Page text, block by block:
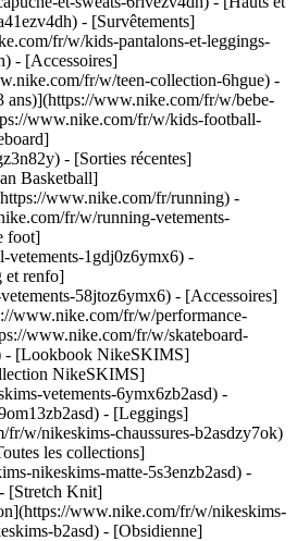
- [Survêtements]
fr/w/kids-pantalons-et-leggings-
- [Accessoires]
fr/w/teen-collection-6hgue) -
www.nike.com/fr/w/bebe-
www.nike.com/fr/w/kids-football-
- [Sorties récentes]
Basketball]
www.nike.com/fr/running) -
fr/w/running-vetements-
foot]
1gdj0z6ymx6) -
et renfo]
58jtoz6ymx6) - [Accessoires]
www.nike.com/fr/w/performance-
www.nike.com/fr/w/skateboard-
- [Lookbook NikeSKIMS]
NikeSKIMS]
vetements-6ymx6zb2asd) -
- [Leggings]
w/nikeskims-chaussures-b2asdzy7ok)
les collections]
nikeskims-matte-5s3enzb2asd) -
[Stretch Knit]
www.nike.com/fr/w/nikeskims-
95bb7ae6-3d4e-4cdb-aac5-eb4baae418e7/NIKE+ZOOM+VOMERO+5+PRM.png) \ Nike Zoom Vomero 5 Premium \ Chaussure pour homme \ __111,99 €__ __159,99 €__](https://www.nike.com/fr/t/chaussure-nike-zoom-vomero-5-premium-pour-homme-P8qLK4y8/IH1344-300) - [![](https://static.nike.com/a/images/q_auto:eco/t_product_v1/f_auto/dpr_1.0/h_386,c_limit/u_9ddf04c7-2a9a-4d76-add1-d15af8f0263d,c_scale,fl_relative,w_1.0,h_1.0,fl_layer_apply/2862b680-2e59-4bb1-985b-0eb4074c5d3b/NIKE+PEGASUS+TRAIL+5+GTX.png) \ Nike Pegasus Trail 5 GORE-TEX \ Chaussure de trail imperméable pour homme \ __111,99 €__ __159,99 €__](https://www.nike.com/fr/t/chaussure-de-trail-impermeable-nike-pegasus-trail-5-gore-tex-pour-homme-LPtVP4/FQ0908-002) ## Les meilleures sneakers Nike pour l'hiver ## 1. Sneakers Nike en GORE-TEX Pour affronter la météo hivernale humide comme la neige, la neige fondue ou la pluie, choisis une paire de sneakers d'hiver Nike équipée de la technologie GORE-TEX. Avec leur revêtement hydrophobe en GORE-TEX, ces sneakers d'hiver imperméables empêchent l'humidité d'entrer dans la chaussure [tout en étant respirantes](https://www.nike.com/fr/a/chaussures-les-plus-respirantes) et en laissant la transpiration s'échapper. Certaines sneakers Nike en GORE-TEX présentent d'autres caractéristiques supplémentaires comme une guêtre au niveau du col pour empêcher les débris d'entrer dans la chaussure. Mais bien qu'elles maintiennent les pieds au sec, toutes les paires ne sont pas forcément isolantes pour offrir une chaleur maximale. Nous conseillons donc de les associer à des [chaussettes Nike rembourrées de qualité](https://www.nike.com/fr/w/temps-froid-chaussettes-7ny3qz7t42q) pour garder les pieds bien au chaud. Plusieurs chaussures d'hiver conçues pour offrir des performances sportives sont équipées de la technologie GORE-TEX, comme certaines [chaussures de running](https://www.nike.com/fr/a/chaussures-de-running-impermeables), [chaussures de randonnée](https://www.nike.com/fr/a/meilleures-chaussures-de-randonnee) et [boots tactiques](https://www.nike.com/fr/a/meilleures-boots-tactiques). Certaines sneakers lifestyle pour tous les jours sont aussi équipées de cette technologie, comme certaines Air Force 1 et Air Max 90. ## Voir les chaussures Nike en GORE-TEX [Tout afficher](https://www.nike.com/fr/w/gore-tex-chaussures-2o5ryzy7ok) - [![](https://static.nike.com/a/images/q_auto:eco/t_product_v1/f_auto/dpr_1.0/h_386,c_limit/u_9ddf04c7-2a9a-4d76-add1-d15af8f0263d,c_scale,fl_relative,w_1.0,h_1.0,fl_layer_apply/a7626b48-397a-4c22-b282-44b594729629/WMNS+JUNIPER+TRAIL+2+GTX+V2.png) \ Nike Juniper Trail 2 GORE-TEX \ Chaussure de trail imperméable pour femme \ __114,99 €__](https://www.nike.com/fr/t/chaussure-de-trail-impermeable-nike-juniper-trail-2-gore-tex-pour-femme-Oq2ssLxo/HM9725-001) - [![](https://static.nike.com/a/images/q_auto:eco/t_product_v1/f_auto/dpr_1.0/h_386,c_limit/u_9ddf04c7-2a9a-4d76-add1-d15af8f0263d,c_scale,fl_relative,w_1.0,h_1.0,fl_layer_apply/7467f843-4e21-4d87-9dcc-dc21282cc40b/NIKE+VOMERO+18+GTX.png) \ Nike Vomero 18 GORE-TEX \ Chaussure de running sur route imperméable avec éléments réfléchissants pour homme \ __169,99 €__](https://www.nike.com/fr/t/chaussure-de-running-sur-route-impermeable-avec-elements-reflechissants-nike-vomero-18-gore-tex-pour-homme-qGNBxvUb/HQ7001-002) - [![](https://static